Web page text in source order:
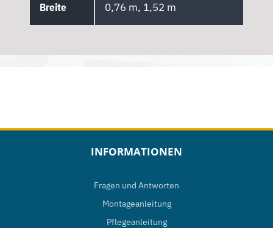
Breite 0,76 m, 1,52 m
INFORMATIONEN
Fragen und Antworten
Montageanleitung
Pflegeanleitung